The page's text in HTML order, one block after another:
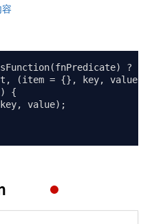
(fnPredicate) ?
, (item = {}, key, value
{
key, value);